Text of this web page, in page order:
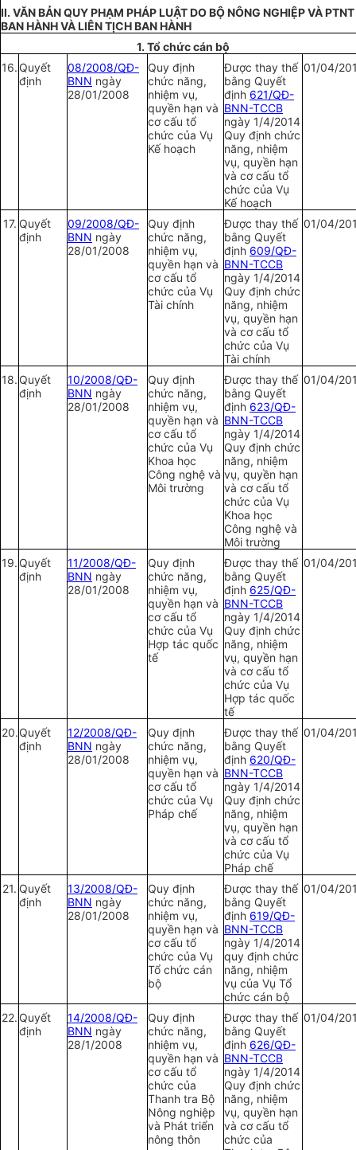
II. VĂN BẢN QUY PHẠM PHÁP LUẬT DO BỘ NÔNG NGHIỆP VÀ PTNT
BAN HÀNH VÀ LIÊN TỊCH BAN HÀNH
1. Tổ chức cán bộ
16. Quyết
định
08/2008/QĐ-
BNN ngày
28/01/2008
Quy định
chức năng,
nhiệm vụ,
quyền hạn và
cơ cấu tổ
chức của Vụ
Kế hoạch
Được thay thế
bằng Quyết
định 621/QĐ-
BNN-TCCB
ngày 1/4/2014
Quy định chức
năng, nhiệm
vụ, quyền hạn
và cơ cấu tổ
chức của Vụ
Kế hoạch
01/04/
17. Quyết
định
09/2008/QĐ-
BNN ngày
28/01/2008
Quy định
chức năng,
nhiệm vụ,
quyền hạn và
cơ cấu tổ
chức của Vụ
Tài chính
Được thay thế
bằng Quyết
định 609/QĐ-
BNN-TCCB
ngày 1/4/2014
Quy định chức
năng, nhiệm
vụ, quyền hạn
và cơ cấu tổ
chức của Vụ
Tài chính
01/04/
18. Quyết
định
10/2008/QĐ-
BNN ngày
28/01/2008
Quy định
chức năng,
nhiệm vụ,
quyền hạn và
cơ cấu tổ
chức của Vụ
Khoa học
Công nghệ và
Môi trường
Được thay thế
bằng Quyết
định 623/QĐ-
BNN-TCCB
ngày 1/4/2014
Quy định chức
năng, nhiệm
vụ, quyền hạn
và cơ cấu tổ
chức của Vụ
Khoa học
Công nghệ và
Môi trường
01/04/
19. Quyết
định
11/2008/QĐ-
BNN ngày
28/01/2008
Quy định
chức năng,
nhiệm vụ,
quyền hạn và
cơ cấu tổ
chức của Vụ
Hợp tác quốc
tế
Được thay thế
bằng Quyết
định 625/QĐ-
BNN-TCCB
ngày 1/4/2014
Quy định chức
năng, nhiệm
vụ, quyền hạn
và cơ cấu tổ
chức của Vụ
Hợp tác quốc
tế
01/04/
20.Quyết
định
12/2008/QĐ-
BNN ngày
28/01/2008
Quy định
chức năng,
nhiệm vụ,
quyền hạn và
cơ cấu tổ
chức của Vụ
Pháp chế
Được thay thế
bằng Quyết
định 620/QĐ-
BNN-TCCB
ngày 1/4/2014
Quy định chức
năng, nhiệm
vụ, quyền hạn
và cơ cấu tổ
chức của Vụ
Pháp chế
01/04/
21. Quyết
định
13/2008/QĐ-
BNN ngày
28/01/2008
Quy định
chức năng,
nhiệm vụ,
quyền hạn và
cơ cấu tổ
chức của Vụ
Tổ chức cán
bộ
Được thay thế
bằng Quyết
định 619/QĐ-
BNN-TCCB
ngày 1/4/2014
quy định chức
năng, nhiệm
vụ của Vụ Tổ
chức cán bộ
01/04/
22. Quyết
định
14/2008/QĐ-
BNN ngày
28/1/2008
Quy định
chức năng,
nhiệm vụ,
quyền hạn và
cơ cấu tổ
chức của
Thanh tra Bộ
Nông nghiệp
và Phát triển
nông thôn
Được thay thế
bằng Quyết
định 626/QĐ-
BNN-TCCB
ngày 1/4/2014
Quy định chức
năng, nhiệm
vụ, quyền hạn
và cơ cấu tổ
chức của
01/04/